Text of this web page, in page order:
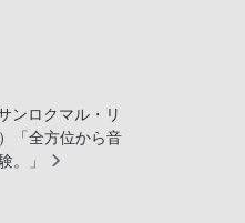
ンロクマル・リ
「全方位から音
。」